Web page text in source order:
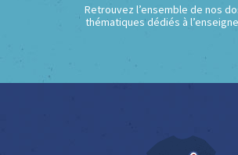
Retrouvez l’ensemble de nos
thématiques dédiés à